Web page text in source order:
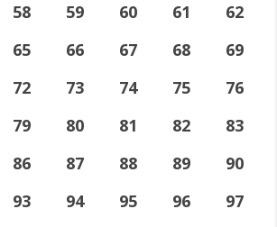
58 59 60 61
62
65 66 67 68
69
72 73 74 75
76
79 80 81 82
83
86 87 88 89
90
93 94 95 96
97